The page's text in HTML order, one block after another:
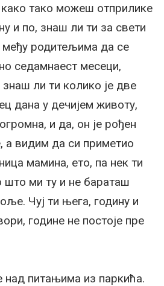
како тако можеш отприлике
и по, знаш ли ти за свети
међу родитељима да се
седамнаест месеци,
знаш ли ти колико је две
дана у дечијем животу,
и да, он је рођен
а видим да си приметио
мамина, ето, па нек ти
што ми ту и не бараташ
Чуј ти њега, годину и
године не постоје пре
над питањима из паркића.